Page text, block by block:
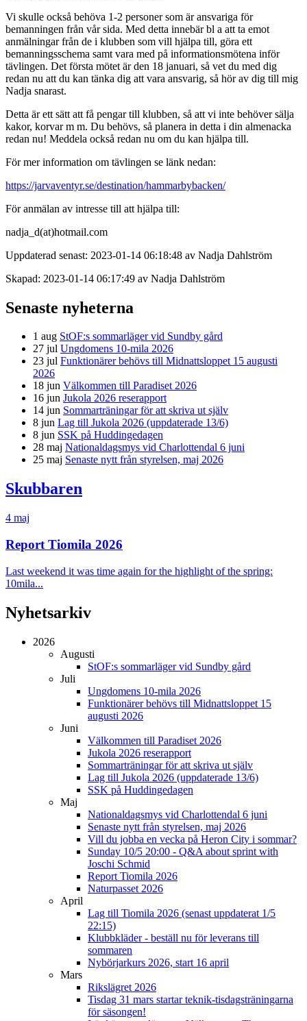
Vi skulle också behöva 1-2 personer som är ansvariga för
bemanningen från vår sida. Med detta innebär bl a att ta emot
anmälningar från de i klubben som vill hjälpa till, göra ett
bemanningsschema samt vara med på informationsmötena inför
tävlingen. Det första mötet är den 18 januari, så vet du med dig
redan nu att du kan tänka dig att vara ansvarig, så hör av dig till mig
Nadja snarast.
Detta är ett sätt att få pengar till klubben, så att vi inte behöver sälja
kakor, korvar m m. Du behövs, så planera in detta i din almenacka
redan nu! Meddela också redan nu om du kan hjälpa till.
För mer information om tävlingen se länk nedan:
https://jarvaventyr.se/destination/hammarbybacken/
För anmälan av intresse till att hjälpa till:
nadja_d(at)hotmail.com
Uppdaterad senast: 2023-01-14 06:18:48 av Nadja Dahlström
Skapad: 2023-01-14 06:17:49 av Nadja Dahlström
Senaste nyheterna
1 aug StOF:s sommarläger vid Sundby gård
27 jul Ungdomens 10-mila 2026
23 jul Funktionärer behövs till Midnattsloppet 15 augusti
2026
18 jun Välkommen till Paradiset 2026
16 jun Jukola 2026 reserapport
14 jun Sommarträningar för att skriva ut själv
8 jun Lag till Jukola 2026 (uppdaterade 13/6)
8 jun SSK på Huddingedagen
28 maj Nationaldagsmys vid Charlottendal 6 juni
25 maj Senaste nytt från styrelsen, maj 2026
Skubbaren
4 maj
Report Tiomila 2026
Last weekend it was time again for the highlight of the spring:
10mila...
Nyhetsarkiv
2026
Augusti
StOF:s sommarläger vid Sundby gård
Juli
Ungdomens 10-mila 2026
Funktionärer behövs till Midnattsloppet 15
augusti 2026
Juni
Välkommen till Paradiset 2026
Jukola 2026 reserapport
Sommarträningar för att skriva ut själv
Lag till Jukola 2026 (uppdaterade 13/6)
SSK på Huddingedagen
Maj
Nationaldagsmys vid Charlottendal 6 juni
Senaste nytt från styrelsen, maj 2026
Vill du jobba en vecka på Heron City i sommar?
Sunday 10/5 20:00 - Q&A about sprint with
Joschi Schmid
Report Tiomila 2026
Naturpasset 2026
April
Lag till Tiomila 2026 (senast uppdaterat 1/5
22:15)
Klubbkläder - beställ nu för leverans till
sommaren
Nybörjarkurs 2026, start 16 april
Mars
Rikslägret 2026
Tisdag 31 mars startar teknik-tisdagsträningarna
för säsongen!